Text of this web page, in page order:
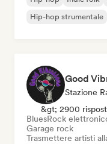
Hip-hop strumentale
Good
Stazione
&gt; 2900
BluesRock
Garage rock
Trasmettere artisti